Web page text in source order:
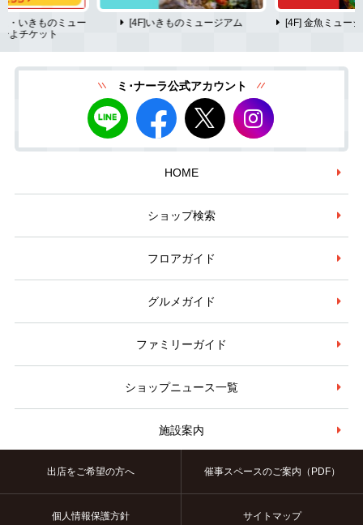
・いきものミュー
よチケット
[4F]いきものミュージアム
[4F] 金魚ミュー
ミ･ナーラ公式アカウント
HOME
ショップ検索
フロアガイド
グルメガイド
ファミリーガイド
ショップニュース一覧
施設案内
出店をご希望の方へ 催事スペースのご案内（PDF）
個人情報保護方針 サイトマップ